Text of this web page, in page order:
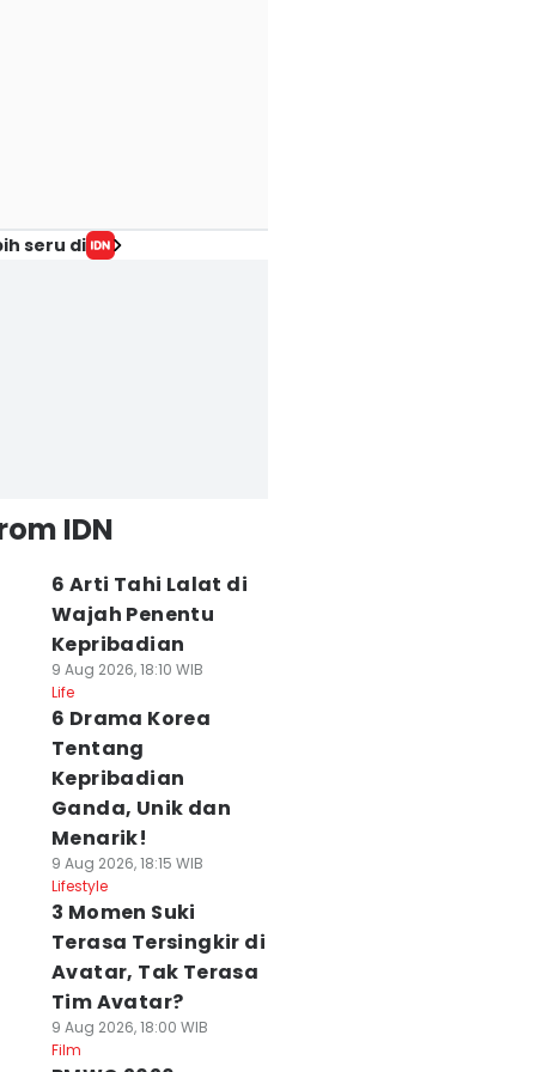
seru di
IDN
6 Arti Tahi Lalat di
Wajah Penentu
Kepribadian
9 Aug 2026, 18:10 WIB
Life
6 Drama Korea
Tentang
Kepribadian
Ganda, Unik dan
Menarik!
9 Aug 2026, 18:15 WIB
Lifestyle
3 Momen Suki
Terasa Tersingkir di
Avatar, Tak Terasa
Tim Avatar?
9 Aug 2026, 18:00 WIB
Film